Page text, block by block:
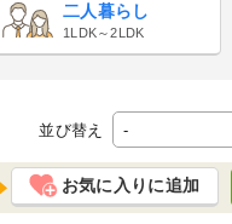
二人暮らし
1LDK～2LDK
並び替え
お気に入りに追加